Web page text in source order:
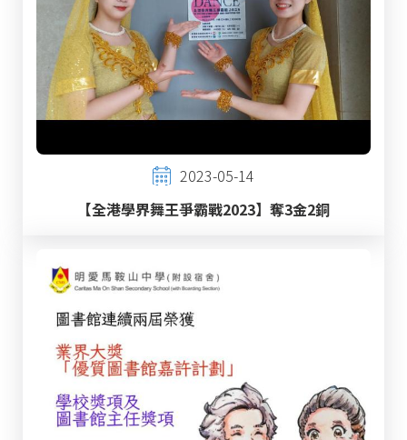
2023-05-14
【全港學界舞王爭霸戰2023】奪3金2銅